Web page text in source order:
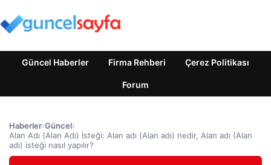
Güncel Haberler Firma Rehberi Çerez Politikası
Forum
Haberler›Güncel›
Alan Adı (Alan Adı) İsteği: Alan adı (Alan adı) nedir, Alan adı (Alan
adı) isteği nasıl yapılır?